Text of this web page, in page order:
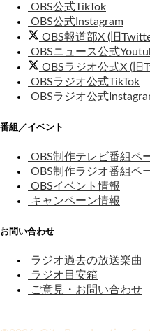
OBS公式TikTok
OBS公式Instagram
OBS報道部X (旧
OBSニュース公式
OBSラジオ公式X (旧
OBSラジオ公式TikTok
OBSラジオ公式
番組／イベント
OBS制作テレビ番組ペ
OBS制作ラジオ番組ペ
OBSイベント情報
キャンペーン情報
お問い合わせ
ラジオ過去の放送楽曲
ラジオ目安箱
ご意見・お問い合わせ